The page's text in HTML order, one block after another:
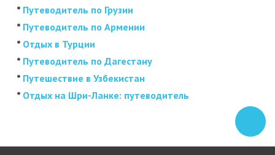
* Путеводитель по Грузии
* Путеводитель по Армении
* Отдых в Турции
* Путеводитель по Дагестану
* Путешествие в Узбекистан
* Отдых на Шри-Ланке: путеводитель